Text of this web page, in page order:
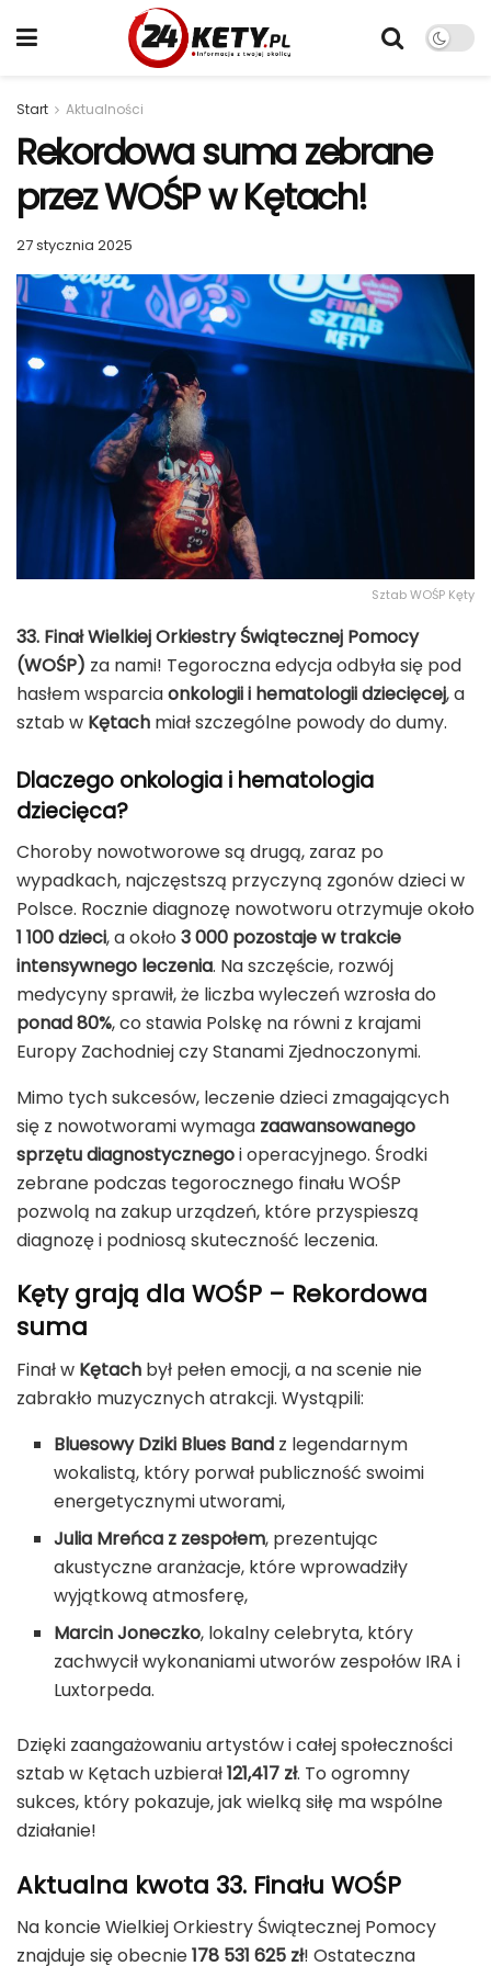
Start Aktualności
Rekordowa suma zebrane
przez WOŚP w Kętach!
27 stycznia 2025
Sztab WOŚP Kęty
33. Finał Wielkiej Orkiestry Świątecznej Pomocy
(WOŚP) za nami! Tegoroczna edycja odbyła się pod
hasłem wsparciaonkologii i hematologii dziecięcej, a
sztab w Kętach miał szczególne powody do dumy.
Dlaczego onkologia i hematologia
dziecięca?
Choroby nowotworowe są drugą, zaraz po
wypadkach, najczęstszą przyczyną zgonów dzieci w
Polsce. Rocznie diagnozę nowotworu otrzymuje około
1 100 dzieci, a około 3 000 pozostaje w trakcie
intensywnego leczenia. Na szczęście, rozwój
medycyny sprawił, że liczba wyleczeń wzrosła do
ponad 80%, co stawia Polskę na równi z krajami
Europy Zachodniej czy Stanami Zjednoczonymi.
Mimo tych sukcesów, leczenie dzieci zmagających
się z nowotworami wymaga zaawansowanego
sprzętu diagnostycznegoi operacyjnego. Środki
zebrane podczas tegorocznego finału WOŚP
pozwolą na zakup urządzeń, które przyspieszą
diagnozę i podniosą skuteczność leczenia.
Kęty grają dla WOŚP – Rekordowa
suma
Finał w Kętach był pełen emocji, a na scenie nie
zabrakło muzycznych atrakcji. Wystąpili:
Bluesowy Dziki Blues Band z legendarnym
wokalistą, który porwał publiczność swoimi
energetycznymi utworami,
Julia Mreńca z zespołem, prezentując
akustyczne aranżacje, które wprowadziły
wyjątkową atmosferę,
Marcin Joneczko, lokalny celebryta, który
zachwycił wykonaniami utworów zespołów IRA i
Luxtorpeda.
Dzięki zaangażowaniu artystów i całej społeczności
sztab w Kętach uzbierał121,417 zł. To ogromny
sukces, który pokazuje, jak wielką siłę ma wspólne
działanie!
Aktualna kwota 33. Finału WOŚP
Na koncie Wielkiej Orkiestry Świątecznej Pomocy
znajduje się obecnie178 531 625 zł! Ostateczna